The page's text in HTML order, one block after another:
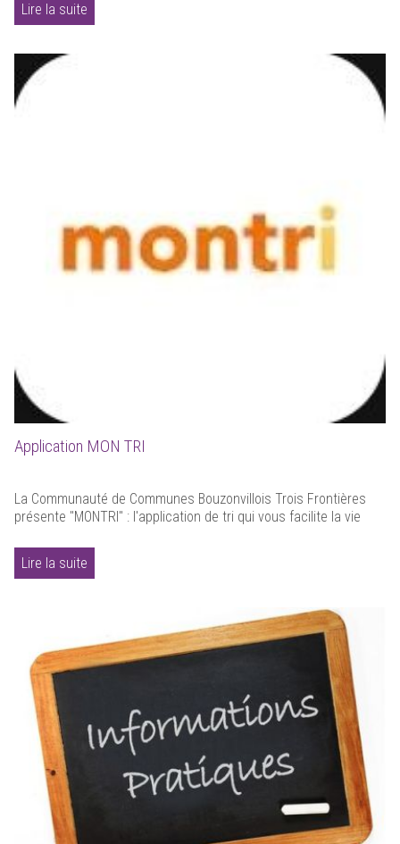
Lire la suite
Application MON TRI
La Communauté de Communes Bouzonvillois Trois Frontières
présente "MONTRI" : l'application de tri qui vous facilite la vie
Lire la suite